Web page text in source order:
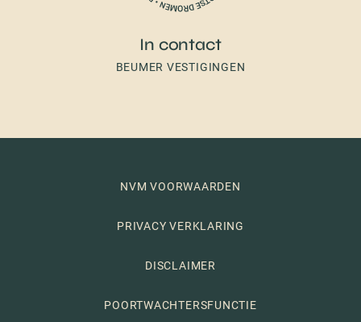
In contact
BEUMER VESTIGINGEN
NVM VOORWAARDEN
PRIVACY VERKLARING
DISCLAIMER
POORTWACHTERSFUNCTIE